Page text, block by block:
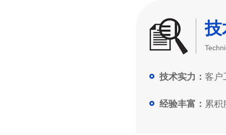
技术实力： 客户
经验丰富： 累积